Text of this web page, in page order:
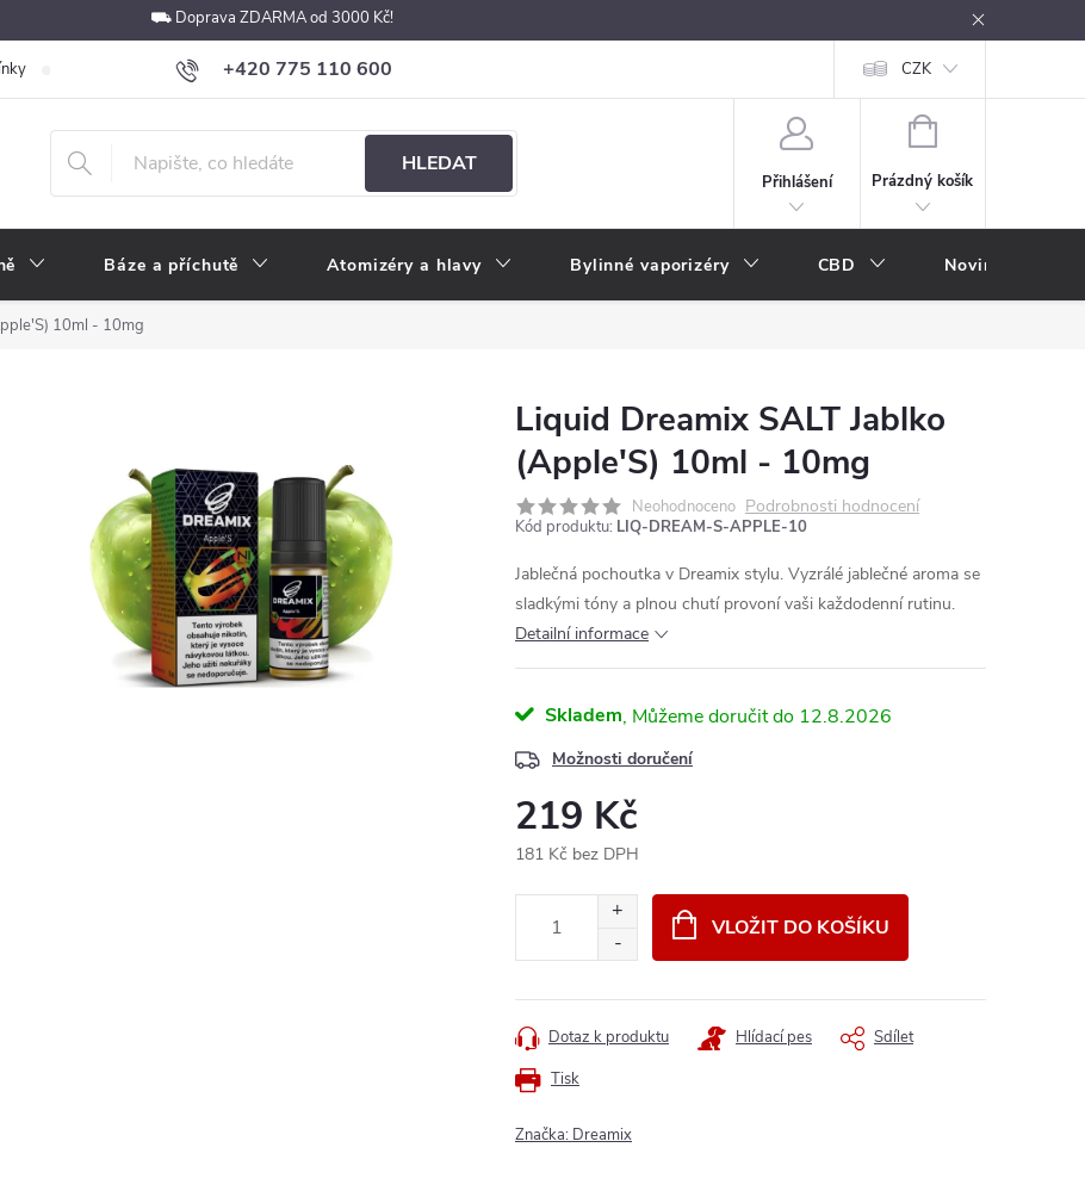
⛟ Doprava ZDARMA od 3000 Kč!
+420 775 110 600
obchod@e-cigarety.cz
Podmínky ochrany osobních údajů Velkoobchod Vše o e-kouření Nákupní rádce
CZK
HLEDAT
Přihlášení
NÁKUPNÍ
Prázdný košík
Báze a příchutě Atomizéry a hlavy Bylinné vaporizéry CBD Novinky
10ml - 10mg
Liquid Dreamix SALT Jablko
(Apple'S) 10ml - 10mg
Neohodnoceno Podrobnosti hodnocení
Kód produktu: LIQ-DREAM-S-APPLE-10
Jablečná pochoutka v Dreamix stylu. Vyzrálé jablečné aroma se
sladkými tóny a plnou chutí provoní vaši každodenní rutinu.
Detailní informace
Skladem 12.8.2026
Možnosti doručení
219 Kč
181 Kč bez DPH
VLOŽIT DO KOŠÍKU
Tisk
Dotaz k produktu Hlídací pes Sdílet
Značka: Dreamix